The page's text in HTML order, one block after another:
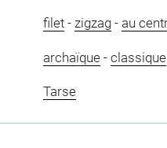
filet- zigzag- au
archaïque- classique
Tarse